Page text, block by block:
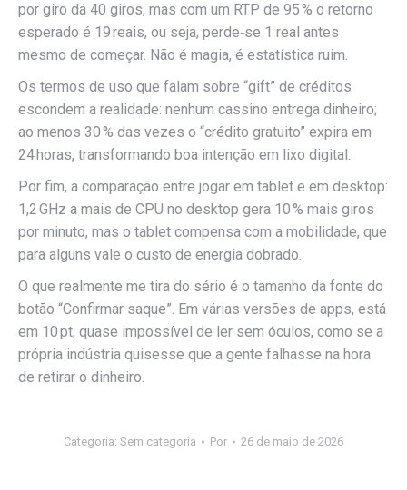
por giro dá 40 giros, mas com um RTP de 95 % o retorno
esperado é 19 reais, ou seja, perde‑se 1 real antes
mesmo de começar. Não é magia, é estatística ruim.
Os termos de uso que falam sobre “gift” de créditos
escondem a realidade: nenhum cassino entrega dinheiro;
ao menos 30 % das vezes o “crédito gratuito” expira em
24 horas, transformando boa intenção em lixo digital.
Por fim, a comparação entre jogar em tablet e em desktop:
1,2 GHz a mais de CPU no desktop gera 10 % mais giros
por minuto, mas o tablet compensa com a mobilidade, que
para alguns vale o custo de energia dobrado.
O que realmente me tira do sério é o tamanho da fonte do
botão “Confirmar saque”. Em várias versões de apps, está
em 10 pt, quase impossível de ler sem óculos, como se a
própria indústria quisesse que a gente falhasse na hora
de retirar o dinheiro.
Categoria: Sem categoria Por 26 de maio de 2026